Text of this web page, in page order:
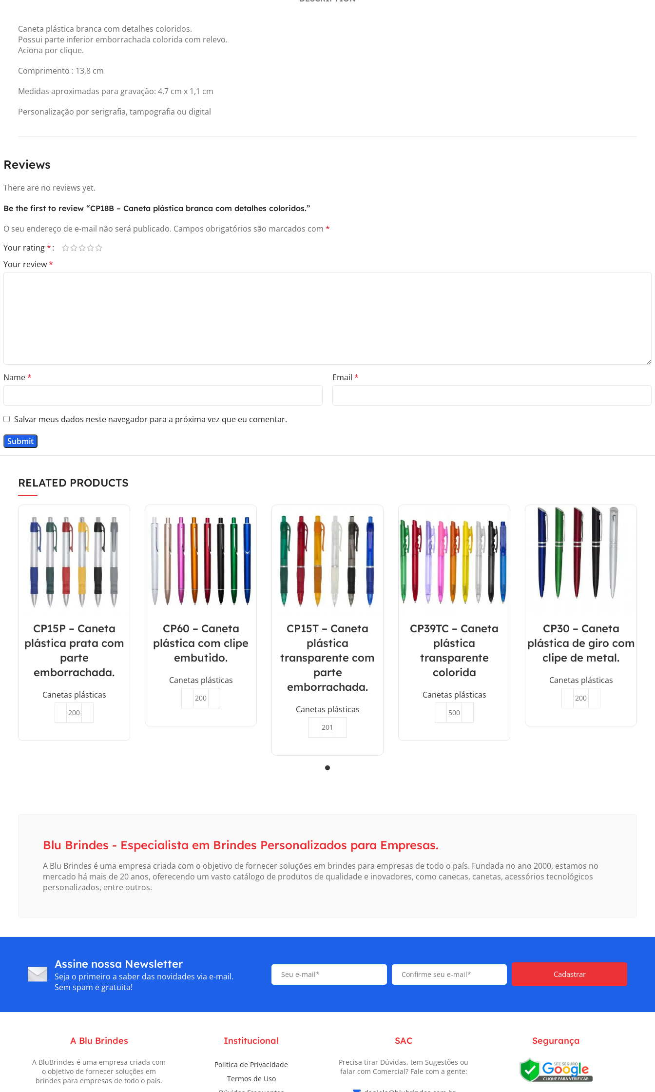
Caneta plástica branca com detalhes coloridos.
Possui parte inferior emborrachada colorida com relevo.
Aciona por clique.
Comprimento : 13,8 cm
Medidas aproximadas para gravação: 4,7 cm x 1,1 cm
Personalização por serigrafia, tampografia ou digital
Reviews
There are no reviews yet.
Be the first to review “CP18B – Caneta plástica branca com detalhes coloridos.”
O seu endereço de e-mail não será publicado. Campos obrigatórios são marcados com *
Your rating*
Your review*
Name* Email *
Salvar meus dados neste navegador para a próxima vez que eu comentar.
RELATED PRODUCTS
CP15P – Caneta
plástica prata com
parte
emborrachada.
Canetas plásticas
CP60 – Caneta
plástica com clipe
embutido.
Canetas plásticas
CP15T – Caneta
plástica
transparente com
parte
emborrachada.
Canetas plásticas
CP39TC – Caneta
plástica
transparente
colorida
Canetas plásticas
CP30 – Caneta
plástica de giro com
clipe de metal.
Canetas plásticas
Blu Brindes - Especialista em Brindes Personalizados para Empresas.
A Blu Brindes é uma empresa criada com o objetivo de fornecer soluções em brindes para empresas de todo o país. Fundada no ano 2000, estamos no
mercado há mais de 20 anos, oferecendo um vasto catálogo de produtos de qualidade e inovadores, como canecas, canetas, acessórios tecnológicos
personalizados, entre outros.
Assine nossa Newsletter
Seja o primeiro a saber das novidades via e-mail.
Sem spam e gratuita!
Cadastrar
A Blu Brindes
A BluBrindes é uma empresa criada com
o objetivo de fornecer soluções em
brindes para empresas de todo o país.
Institucional
Política de Privacidade
Termos de Uso
SAC
Precisa tirar Dúvidas, tem Sugestões ou
falar com Comercial? Fale com a gente:
Segurança